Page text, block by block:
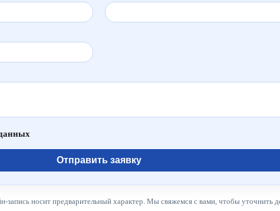
Отправить заявку
запись носит предварительный характер. Мы свяжемся с вами, чтобы уточнить